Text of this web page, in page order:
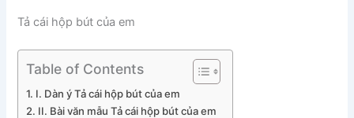
Tả cái hộp bút của em
Table of Contents
I. Dàn ý Tả cái hộp bút của em
II. Bài văn mẫu Tả cái hộp bút của em